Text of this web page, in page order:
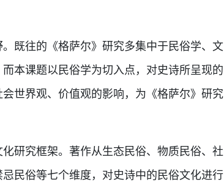
既往的《格萨尔》研究多集中于民俗学、文
本课题以民俗学为切入点，对史诗所呈现的
世界观、价值观的影响，为《格萨尔》研究
研究框架。著作从生态民俗、物质民俗、社
民俗等七个维度，对史诗中的民俗文化进行